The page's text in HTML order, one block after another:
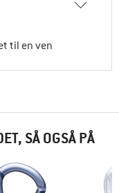
til en ven
SÅ OGSÅ PÅ